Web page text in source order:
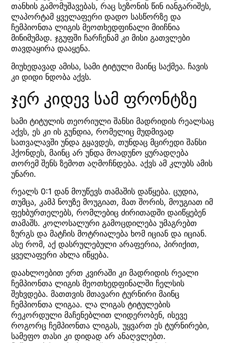
თანხის გამომუშავებას, რაც სეზონის წინ იანგარიშეს,
ლაპორტამ ყველაფერი დადო სასწორზე და
ჩემპიონთა ლიგის მეოთხედფინალი მიიჩნია
მინიმუმად. ჯგუფში ჩარჩენამ კი მისი გათვლები
თავდაყირა დააყენა.
მიუხედავად ამისა, სამი ტიტული მაინც საქმეა. ჩავის
კი დიდი ნდობა აქვს.
ჯერ კიდევ სამ ფრონტზე
სამი ტიტულის თეორიული შანსი მადრიდის რეალსაც
აქვს, ეს კი ის გუნდია, რომელიც მუდმივად
სათვალავში უნდა გყავდეს, თუნდაც მცირედი შანსი
ჰქონდეს, მაინც არ უნდა მოადუნო ყურადღება
თორემ შენს ზემოთ აღმოჩნდება. აქვს ამ კლუბს ამის
უნარი.
რეალს 0:1 დან მოუწევს თამაშის დაწყება. ცუდია,
თუმცა, კამპ ნოუზე მოუგიათ, მათ შორის, მოუგიათ იმ
ფეხბურთელებს, რომლებიც ძირითადში დაიწყებენ
თამაშს. კოლოსალური გამოცდილება უმაგრებთ
ზურგს და მატჩის მოტრიალება ხომ იციან და იციან.
ასე რომ, აქ დასრულებული არაფერია, პირიქით,
ყველაფერი ახლა იწყება.
დაახლოებით ერთ კვირაში კი მადრიდის რეალი
ჩემპიონთა ლიგის მეოთხედფინალში ჩელსის
შეხვდება. მათთვის მთავარი ტურნირი მაინც
ჩემპიონთა ლიგაა. ლა ლიგას ტიტულების
რეკორდული მაჩენებლით ლიდერობენ, ისევე
როგორც ჩემპიონთა ლიგას, უყვართ ეს ტურნირები,
სამეფო თასი კი დიდად არ ანაღვლებთ.